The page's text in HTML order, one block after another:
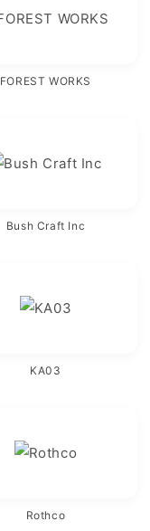
FOREST WORKS
Bush Craft Inc
KA03
Rothco